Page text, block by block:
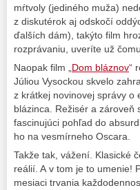
mŕtvoly (jediného muža)
z diskutérok aj odskočí
ďalších dám), takýto film
rozprávaniu, uveríte už
Naopak film „ Dom bláznov“
Júliou Vysockou skvelo
z krátkej novinovej správy o
blázinca. Režisér a zároveň
fascinujúci pohľad do
ho na vesmírneho Oscara.
Takže tak, vážení. Klasické
reálií. A v tom je to umenie!
mesiaci trvania